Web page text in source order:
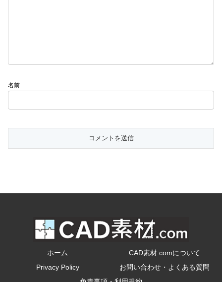
名前
ホーム
CAD素材.comについて
Privacy Policy
お問い合わせ・よくある質問